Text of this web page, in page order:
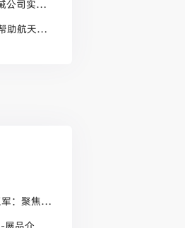
山高刀具助力首都航天机械公司实现更高密度地发射
肯纳金属整体陶瓷立铣刀帮助航天航空客户解决交期困惑
封面人物-卡罗伊总经理王军：聚焦核心领域，匠心布局赋能卡罗伊产业革新